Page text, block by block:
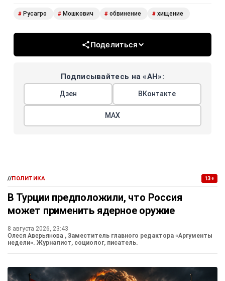
# Русагро # Мошкович # обвинение # хищение
Поделиться
Подписывайтесь на «АН»:
Дзен ВКонтакте
МАХ
//ПОЛИТИКА 13+
В Турции предположили, что Россия
может применить ядерное оружие
8 августа 2026, 23:43
Олеся Аверьянова , Заместитель главного редактора «Аргументы
недели». Журналист, социолог, писатель.